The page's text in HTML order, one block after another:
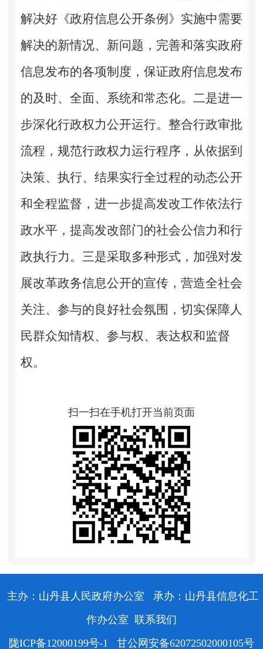
解决好《政府信息公开条例》实施中需要
解决的新情况、新问题，完善和落实政府
信息发布的各项制度，保证政府信息发布
的及时、全面、系统和常态化。二是进一
步深化行政权力公开运行。整合行政审批
流程，规范行政权力运行程序，从依据到
决策、执行、结果实行全过程的动态公开
和全程监督，进一步提高发改工作依法行
政水平，提高发改部门的社会公信力和行
政执行力。三是采取多种形式，加强对发
展改革政务信息公开的宣传，营造全社会
关注、参与的良好社会氛围，切实保障人
民群众知情权、参与权、表达权和监督
权。
扫一扫在手机打开当前页面
主办：山丹县人民政府办公室
承办：山丹县信息化工
作办公室 联系我们
陇ICP备12000199号-1
甘公网安备62072502000105号